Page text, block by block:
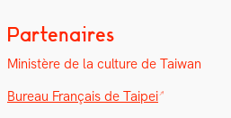
Partenaires
Min­istère de la cul­ture de Tai­wan
Bureau Français de Taipei